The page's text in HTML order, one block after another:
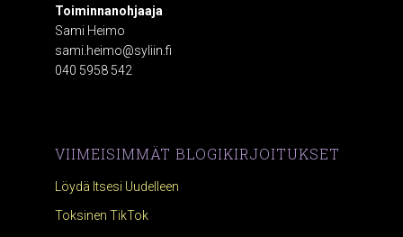
Toiminnanohjaaja
Sami Heimo
sami.heimo@syliin.fi
040 5958 542
VIIMEISIMMÄT BLOGIKIRJOITUKSET
Löydä Itsesi Uudelleen
Toksinen TikTok